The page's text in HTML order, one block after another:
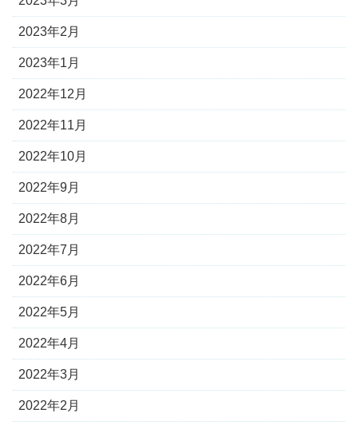
2023年2月
2023年1月
2022年12月
2022年11月
2022年10月
2022年9月
2022年8月
2022年7月
2022年6月
2022年5月
2022年4月
2022年3月
2022年2月